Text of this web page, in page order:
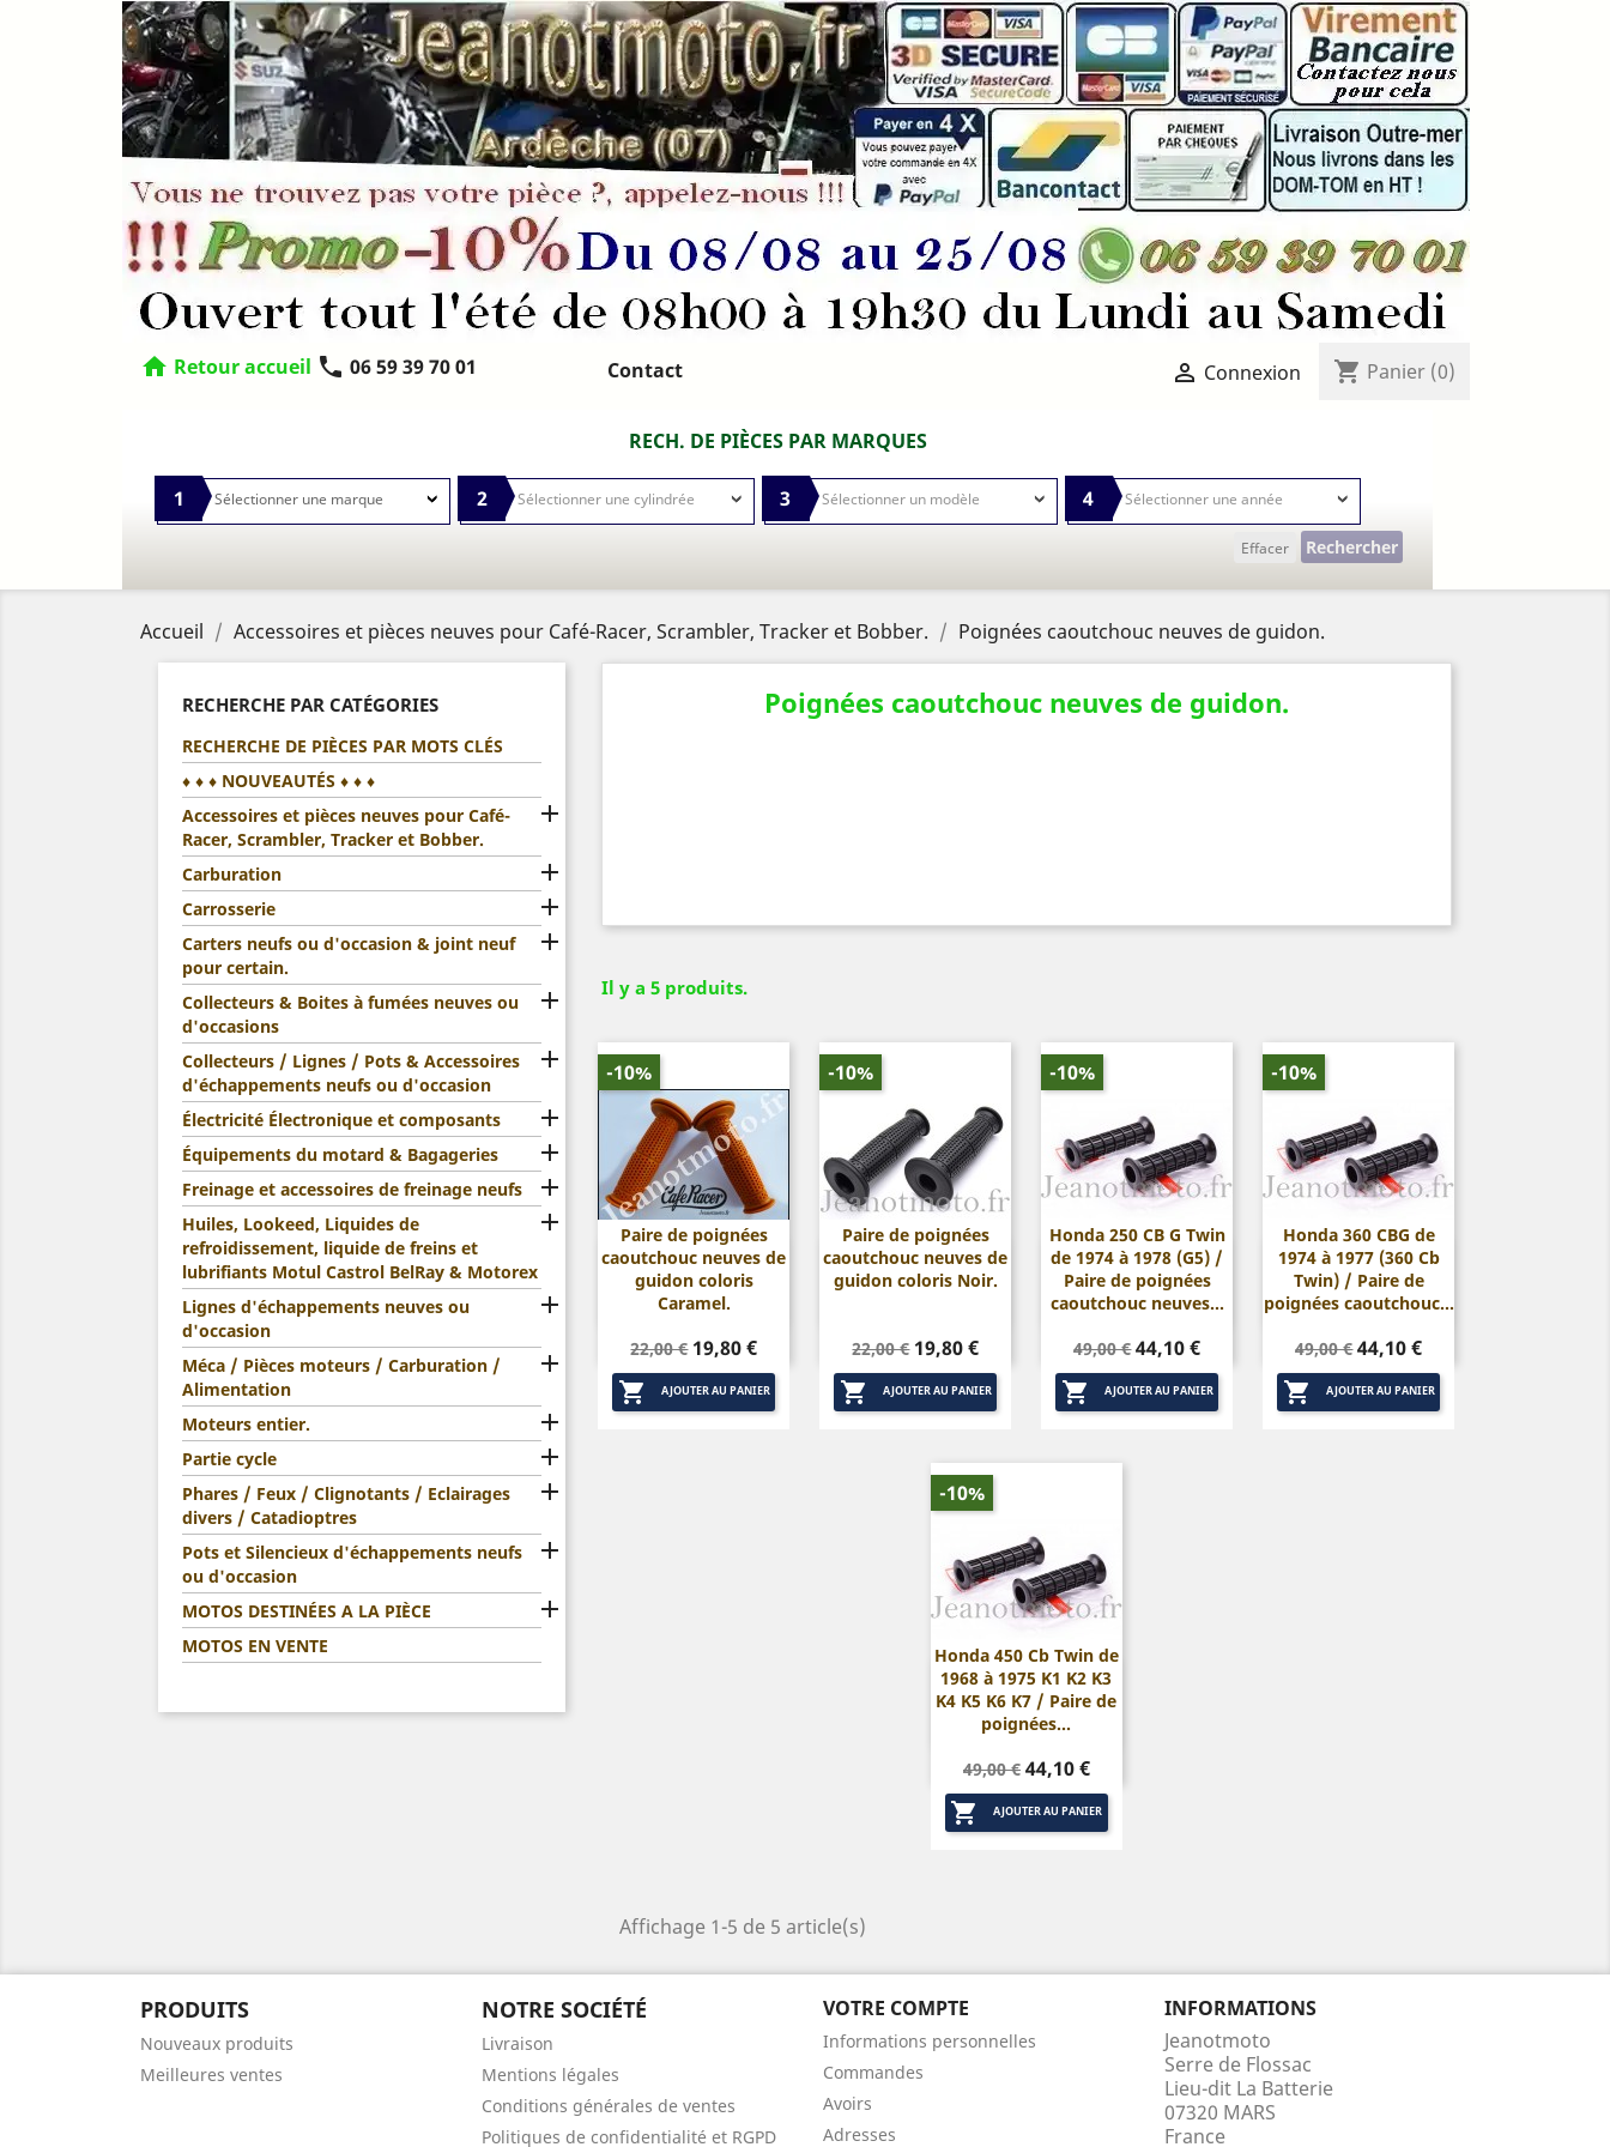
home Retour accueil phone 06 59 39 70 01 Contact  Connexion shopping_cart Panier (0)
RECH. DE PIÈCES PAR MARQUES
1 2 3 4
Effacer Rechercher
Accueil Accessoires et pièces neuves pour Café-Racer, Scrambler, Tracker et Bobber. Poignées caoutchouc neuves de guidon.
RECHERCHE PAR CATÉGORIES
RECHERCHE DE PIÈCES PAR MOTS CLÉS
♦ ♦ ♦ NOUVEAUTÉS ♦ ♦ ♦
Accessoires et pièces neuves pour Café-
Racer, Scrambler, Tracker et Bobber.

Carburation 
Carrosserie 
Carters neufs ou d'occasion & joint neuf
pour certain.

Collecteurs & Boites à fumées neuves ou
d'occasions

Collecteurs / Lignes / Pots & Accessoires
d'échappements neufs ou d'occasion

Électricité Électronique et composants 
Équipements du motard & Bagageries 
Freinage et accessoires de freinage neufs 
Huiles, Lookeed, Liquides de
refroidissement, liquide de freins et
lubrifiants Motul Castrol BelRay & Motorex

Lignes d'échappements neuves ou
d'occasion

Méca / Pièces moteurs / Carburation /
Alimentation

Moteurs entier. 
Partie cycle 
Phares / Feux / Clignotants / Eclairages
divers / Catadioptres

Pots et Silencieux d'échappements neufs
ou d'occasion

MOTOS DESTINÉES A LA PIÈCE 
MOTOS EN VENTE
Poignées caoutchouc neuves de guidon.
Il y a 5 produits.
Paire de poignées
caoutchouc neuves de
guidon coloris
Caramel.
Prix
de
base
22,00 € Prix
19,80 €
 AJOUTER AU PANIER
-10%
Aperçu rapide
Paire de poignées
caoutchouc neuves de
guidon coloris Noir.
Prix
de
base
22,00 € Prix
19,80 €
 AJOUTER AU PANIER
-10%
Aperçu rapide
Honda 250 CB G Twin
de 1974 à 1978 (G5) /
Paire de poignées
caoutchouc neuves...
Prix
de
base
49,00 €Prix
44,10 €
 AJOUTER AU PANIER
-10%
Aperçu rapide
Honda 360 CBG de
1974 à 1977 (360 Cb
Twin) / Paire de
poignées caoutchouc...
Prix
de
base
49,00 €Prix
44,10 €
 AJOUTER AU PANIER
-10%
Aperçu rapide
Honda 450 Cb Twin de
1968 à 1975 K1 K2 K3
K4 K5 K6 K7 / Paire de
poignées...
Prix
de
base
49,00 € Prix
44,10 €
 AJOUTER AU PANIER
-10%
Aperçu rapide
Affichage 1-5 de 5 article(s)
PRODUITS
Nouveaux produits
Meilleures ventes
NOTRE SOCIÉTÉ
Livraison
Mentions légales
Conditions générales de ventes
Politiques de confidentialité et RGPD
VOTRE COMPTE
Informations personnelles
Commandes
Avoirs
Adresses
INFORMATIONS
Jeanotmoto
Serre de Flossac
Lieu-dit La Batterie
07320 MARS
France